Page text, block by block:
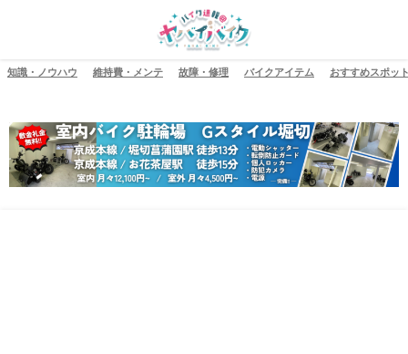
知識・ノウハウ 維持費・メンテ 故障・修理 バイクアイテム おすすめスポッ